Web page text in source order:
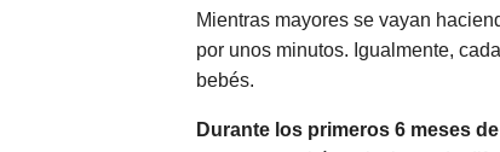
Mientras mayores se vayan
por unos minutos. Igualmente,
bebés.
Durante los primeros 6 meses